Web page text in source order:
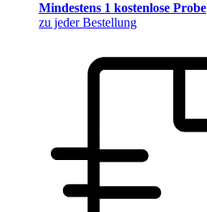
Mindestens 1 kostenlose Probe
zu jeder Bestellung